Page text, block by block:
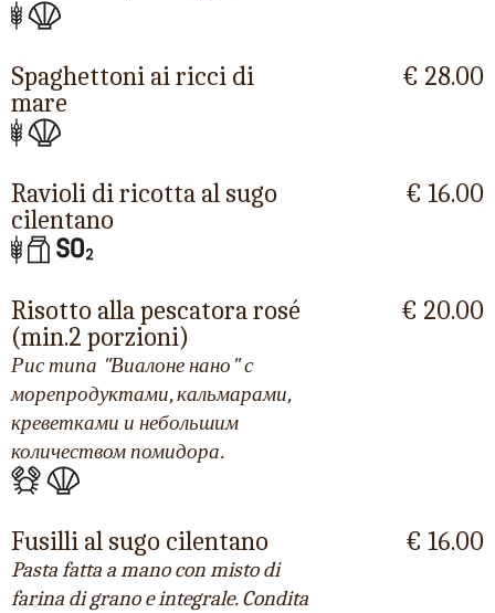
Spaghettoni ai ricci di
mare
€ 28.00
Ravioli di ricotta al sugo
cilentano
€ 16.00
Risotto alla pescatora rosé
(min.2 porzioni)
Рис типа "Виалоне нано" с
морепродуктами, кальмарами,
креветками и небольшим
количеством помидора.
€ 20.00
Fusilli al sugo cilentano
Pasta fatta a mano con misto di
farina di grano e integrale. Condita
€ 16.00